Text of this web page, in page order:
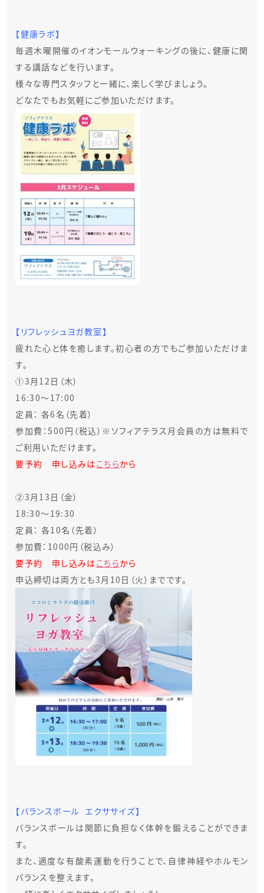
【健康ラボ】
毎週木曜開催のイオンモールウォーキングの後に、健康に関
する講話などを行います。
様々な専門スタッフと一緒に、楽しく学びましょう。
どなたでもお気軽にご参加いただけます。
【リフレッシュヨガ教室】
疲れた心と体を癒します。初心者の方でもご参加いただけま
す。
①3月12日（木）
16:30～17:00
定員： 各6名（先着）
参加費：500円（税込）※ソフィアテラス月会員の方は無料で
ご利用いただけます。
要予約 申し込みはこちらから
②3月13日（金）
18:30～19:30
定員： 各10名（先着）
参加費：1000円（税込み）
要予約 申し込みはこちらから
申込締切は両方とも3月10日（火）までです。
【バランスボール エクササイズ】
バランスボールは関節に負担なく体幹を鍛えることができま
す。
また、適度な有酸素運動を行うことで、自律神経やホルモン
バランスを整えます。